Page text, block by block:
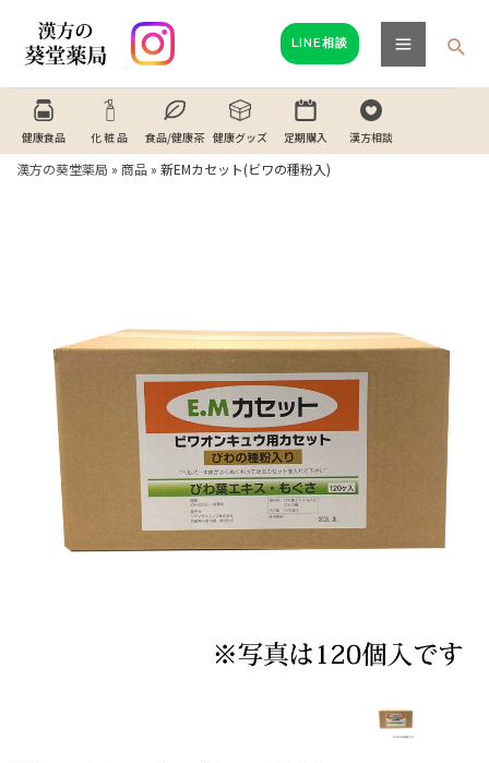
LINE相談
Main
Menu
検
健康食品 化 粧 品 食品/健康茶 健康グッズ 定期購入 漢方相談
漢方の葵堂薬局 » 商品 » 新EMカセット(ビワの種粉入)